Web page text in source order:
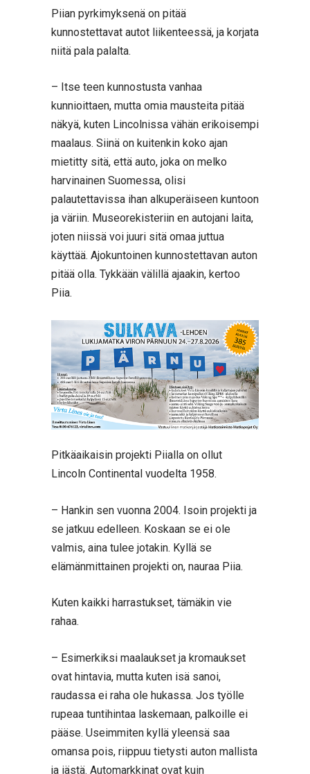
Piian pyrkimyksenä on pitää
kunnostettavat autot liikenteessä, ja korjata
niitä pala palalta.
– Itse teen kunnostusta vanhaa
kunnioittaen, mutta omia mausteita pitää
näkyä, kuten Lincolnissa vähän erikoisempi
maalaus. Siinä on kuitenkin koko ajan
mietitty sitä, että auto, joka on melko
harvinainen Suomessa, olisi
palautettavissa ihan alkuperäiseen kuntoon
ja väriin. Museorekisteriin en autojani laita,
joten niissä voi juuri sitä omaa juttua
käyttää. Ajokuntoinen kunnostettavan auton
pitää olla. Tykkään välillä ajaakin, kertoo
Piia.
Pitkäaikaisin projekti Piialla on ollut
Lincoln Continental vuodelta 1958.
– Hankin sen vuonna 2004. Isoin projekti ja
se jatkuu edelleen. Koskaan se ei ole
valmis, aina tulee jotakin. Kyllä se
elämänmittainen projekti on, nauraa Piia.
Kuten kaikki harrastukset, tämäkin vie
rahaa.
– Esimerkiksi maalaukset ja kromaukset
ovat hintavia, mutta kuten isä sanoi,
raudassa ei raha ole hukassa. Jos työlle
rupeaa tuntihintaa laskemaan, palkoille ei
pääse. Useimmiten kyllä yleensä saa
omansa pois, riippuu tietysti auton mallista
ja iästä. Automarkkinat ovat kuin